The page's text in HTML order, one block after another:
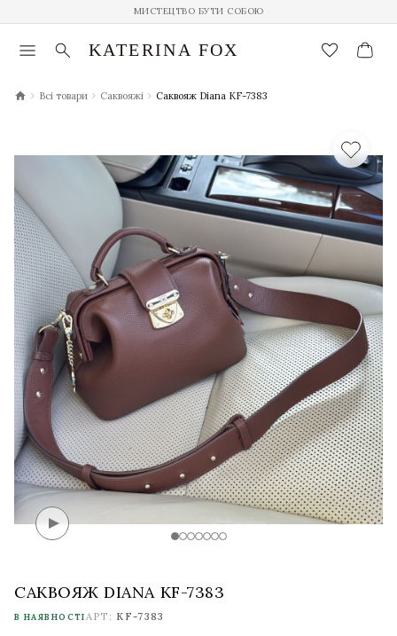
МИСТЕЦТВО БУТИ СОБОЮ
menu search KATERINA FOX favorite_border
chevron_right Всі товари chevron_right Саквояжі chevron_right Саквояж Diana KF-7383
САКВОЯЖ DIANA KF-7383
В НАЯВНОСТІАРТ: KF-7383